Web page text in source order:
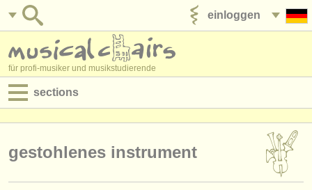
einloggen
für profi-musiker und musikstudierende
sections
gestohlenes instrument